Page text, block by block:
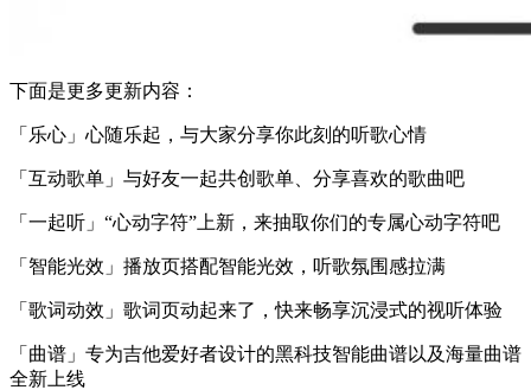
下面是更多更新内容：
「乐心」心随乐起，与大家分享你此刻的听歌心情
「互动歌单」与好友一起共创歌单、分享喜欢的歌曲吧
「一起听」“心动字符”上新，来抽取你们的专属心动字符吧
「智能光效」播放页搭配智能光效，听歌氛围感拉满
「歌词动效」歌词页动起来了，快来畅享沉浸式的视听体验
「曲谱」专为吉他爱好者设计的黑科技智能曲谱以及海量曲谱
全新上线